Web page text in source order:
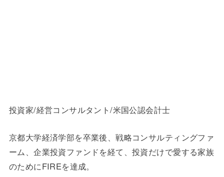
投資家/経営コンサルタント/米国公認会計士
京都大学経済学部を卒業後、戦略コンサルティングファ
ーム、企業投資ファンドを経て、投資だけで愛する家族
のためにFIREを達成。